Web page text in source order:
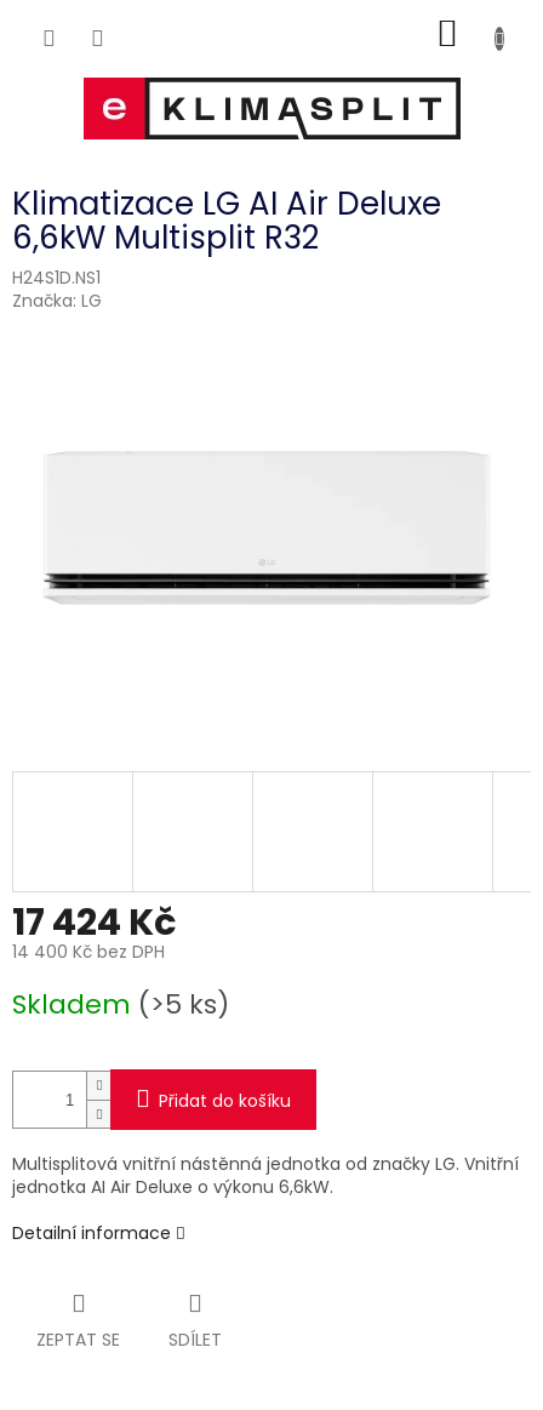
KOŠÍK
Klimatizace LG AI Air Deluxe
6,6kW Multisplit R32
H24S1D.NS1
Značka: LG
17 424 Kč
14 400 Kč bez DPH
cena:
Skladem (>5 ks)
Přidat do košíku
Multisplitová vnitřní nástěnná jednotka od značky LG. Vnitřní
jednotka AI Air Deluxe o výkonu 6,6kW.
Detailní informace
ZEPTAT SE SDÍLET